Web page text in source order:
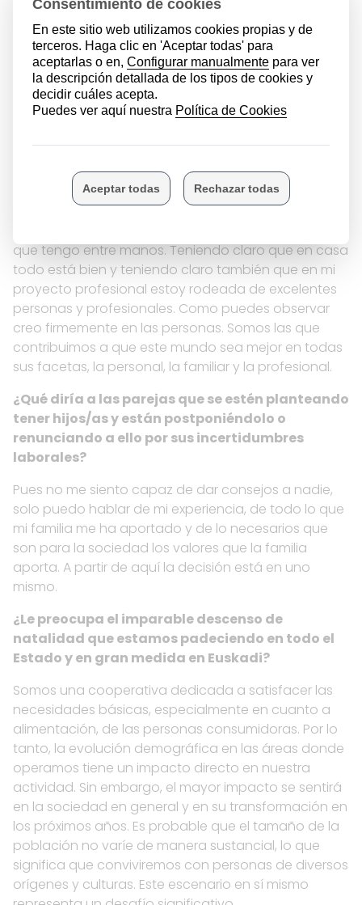
cierto que el devenir de la vida es incierto y en
ocasiones he tenido que dedicar más tiempo del
normal a una u otra cosa, pero siempre he
compaginado ambas facetas de mi vida tratando
de no descuidar ninguna.
¿Y ahora, cómo se hace para ser madre de
familia numerosa y dirigir una de las empresas
con miles de trabajadores?
Lo primero con mucha pasión por lo que haces,
que tengo entre manos. Teniendo claro que en casa
todo está bien y teniendo claro también que en mi
proyecto profesional estoy rodeada de excelentes
personas y profesionales. Como puedes observar
creo firmemente en las personas. Somos las que
contribuimos a que este mundo sea mejor en todas
sus facetas, la personal, la familiar y la profesional.
¿Qué diría a las parejas que se estén planteando
tener hijos/as y están postponiéndolo o
renunciando a ello por sus incertidumbres
laborales?
Pues no me siento capaz de dar consejos a nadie,
solo puedo hablar de mi experiencia, de todo lo que
mi familia me ha aportado y de lo necesarios que
son para la sociedad los valores que la familia
aporta. A partir de aquí la decisión está en uno
mismo.
¿Le preocupa el imparable descenso de
natalidad que estamos padeciendo en todo el
Estado y en gran medida en Euskadi?
Somos una cooperativa dedicada a satisfacer las
necesidades básicas, especialmente en cuanto a
alimentación, de las personas consumidoras. Por lo
tanto, la evolución demográfica en las áreas donde
operamos tiene un impacto directo en nuestra
actividad. Sin embargo, el mayor impacto se sentirá
en la sociedad en general y en su transformación en
los próximos años. Es probable que el tamaño de la
población no varíe de manera sustancial, lo que
significa que conviviremos con personas de diversos
orígenes y culturas. Este escenario en sí mismo